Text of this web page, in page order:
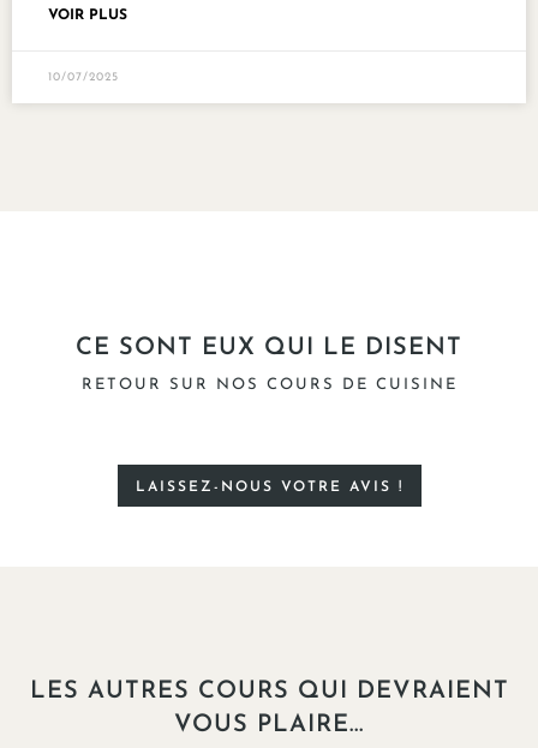
VOIR PLUS
10/07/2025
CE SONT EUX QUI LE DISENT
RETOUR SUR NOS COURS DE CUISINE
LAISSEZ-NOUS VOTRE AVIS !
LES AUTRES COURS QUI DEVRAIENT
VOUS PLAIRE...